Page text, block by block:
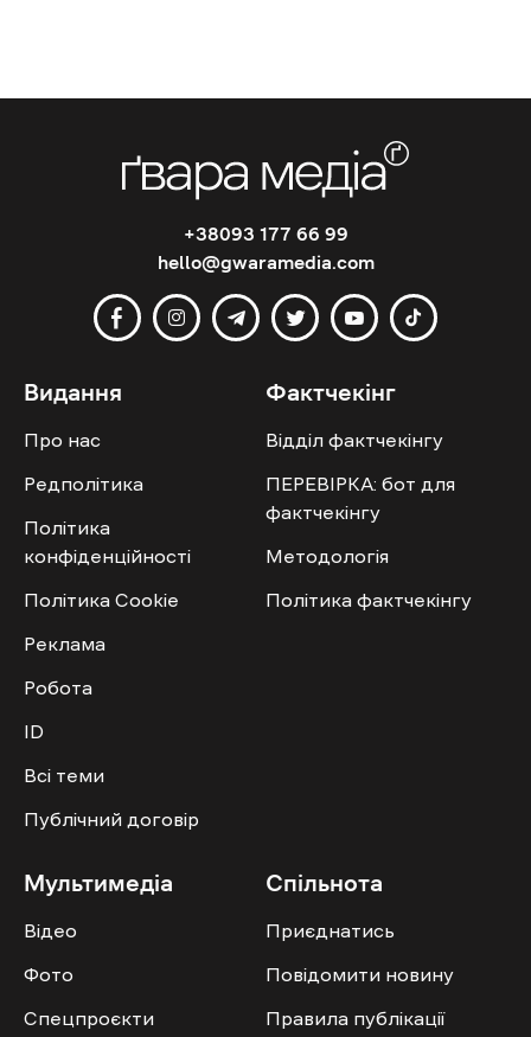
+38093 177 66 99
hello@gwaramedia.com
Видання
Про нас
Редполітика
Політика
конфіденційності
Політика Cookie
Реклама
Робота
ID
Всі теми
Публічний договір
Фактчекінг
Відділ фактчекінгу
ПЕРЕВІРКА: бот для
фактчекінгу
Методологія
Політика фактчекінгу
Мультимедіа
Відео
Фото
Спецпроєкти
Спільнота
Приєднатись
Повідомити новину
Правила публікації